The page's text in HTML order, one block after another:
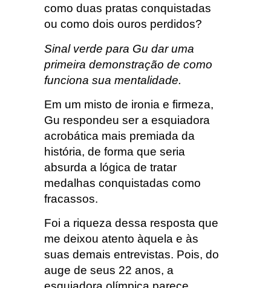
como duas pratas conquistadas
ou como dois ouros perdidos?
Sinal verde para Gu dar uma
primeira demonstração de como
funciona sua mentalidade.
Em um misto de ironia e firmeza,
Gu respondeu ser a esquiadora
acrobática mais premiada da
história, de forma que seria
absurda a lógica de tratar
medalhas conquistadas como
fracassos.
Foi a riqueza dessa resposta que
me deixou atento àquela e às
suas demais entrevistas. Pois, do
auge de seus 22 anos, a